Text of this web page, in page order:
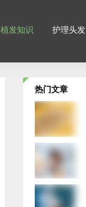
植发知识 护理头发
热门文章